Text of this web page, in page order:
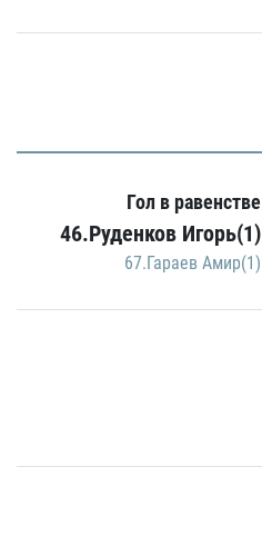
Гол в равенстве
46.Руденков Игорь(1)
67.Гараев Амир(1)